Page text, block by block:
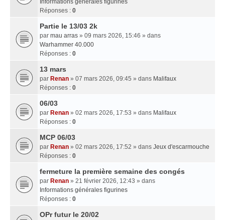
Informations générales figurines
Réponses : 0
Partie le 13/03 2k
par mau arras » 09 mars 2026, 15:46 » dans
Warhammer 40.000
Réponses : 0
13 mars
par Renan » 07 mars 2026, 09:45 » dans Malifaux
Réponses : 0
06/03
par Renan » 02 mars 2026, 17:53 » dans Malifaux
Réponses : 0
MCP 06/03
par Renan » 02 mars 2026, 17:52 » dans Jeux d'escarmouche
Réponses : 0
fermeture la première semaine des congés
par Renan » 21 février 2026, 12:43 » dans
Informations générales figurines
Réponses : 0
OPr futur le 20/02